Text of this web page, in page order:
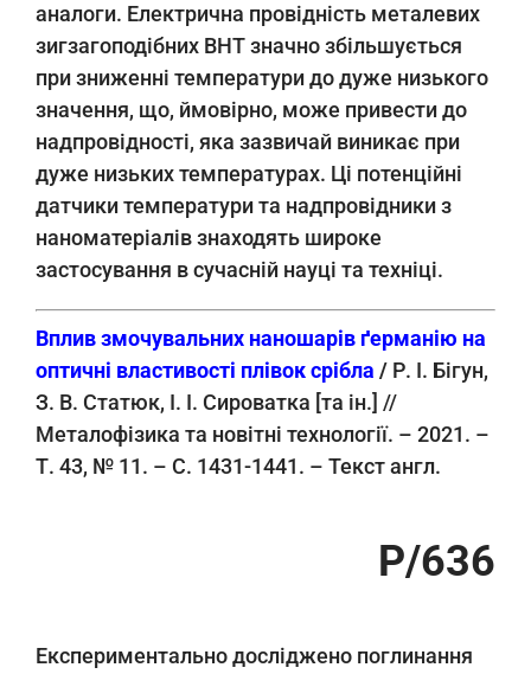
аналоги. Електрична провідність металевих
зигзагоподібних ВНТ значно збільшується
при зниженні температури до дуже низького
значення, що, ймовірно, може привести до
надпровідності, яка зазвичай виникає при
дуже низьких температурах. Ці потенційні
датчики температури та надпровідники з
наноматеріалів знаходять широке
застосування в сучасній науці та техніці.
Вплив змочувальних наношарів ґерманію на
оптичні властивості плівок срібла / Р. І. Бігун,
З. В. Статюк, І. І. Сироватка [та ін.] //
Металофізика та новітні технології. – 2021. –
Т. 43, № 11. – С. 1431-1441. – Текст англ.
Р/636
Експериментально досліджено поглинання